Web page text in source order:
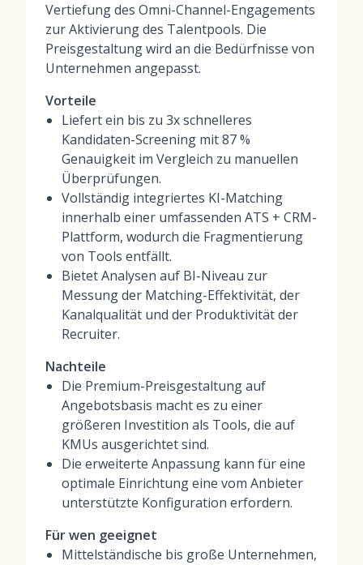
Vertiefung des Omni-Channel-Engagements
zur Aktivierung des Talentpools. Die
Preisgestaltung wird an die Bedürfnisse von
Unternehmen angepasst.
Vorteile
Liefert ein bis zu 3x schnelleres
Kandidaten-Screening mit 87 %
Genauigkeit im Vergleich zu manuellen
Überprüfungen.
Vollständig integriertes KI-Matching
innerhalb einer umfassenden ATS + CRM-
Plattform, wodurch die Fragmentierung
von Tools entfällt.
Bietet Analysen auf BI-Niveau zur
Messung der Matching-Effektivität, der
Kanalqualität und der Produktivität der
Recruiter.
Nachteile
Die Premium-Preisgestaltung auf
Angebotsbasis macht es zu einer
größeren Investition als Tools, die auf
KMUs ausgerichtet sind.
Die erweiterte Anpassung kann für eine
optimale Einrichtung eine vom Anbieter
unterstützte Konfiguration erfordern.
Für wen geeignet
Mittelständische bis große Unternehmen,